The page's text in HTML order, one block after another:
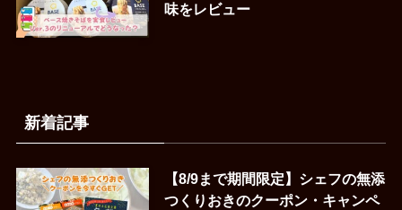
味をレビュー
新着記事
【8/9まで期間限定】シェフの無添
つくりおきのクーポン・キャンペ